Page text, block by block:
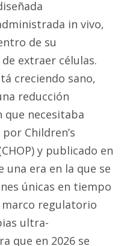
in vivo,
de su
extraer células.
creciendo sano,
reducción
que necesitaba
Children’s
y publicado en
una era en la que se
únicas en tiempo
marco regulatorio
ultra-
que en 2026 se